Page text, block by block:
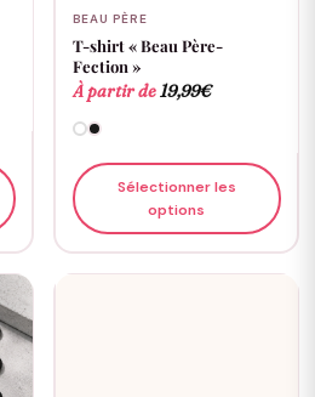
BEAU PÈRE
T-shirt « Beau Père-
Fection »
À partir de19,99€
Sélectionner les
options